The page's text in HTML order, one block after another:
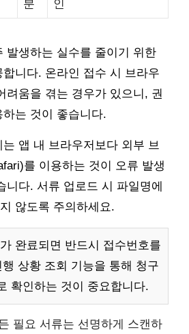
분
인
발생하는 실수를 줄이기 위한
니다. 온라인 접수 시 브라우
려움을 겪는 경우가 있으니, 권
는 것이 좋습니다.
앱 내 브라우저보다 외부 브
를 이용하는 것이 오류 발생
니다. 서류 업로드 시 파일명에
않도록 주의하세요.
완료되면 반드시 접수번호를
상황 조회 기능을 통해 청구
확인하는 것이 중요합니다.
필요 서류는 선명하게 스캔하